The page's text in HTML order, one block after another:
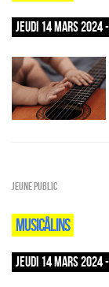
JEUDI 14 MARS
Jeune public
MUSICÂLINS
JEUDI 14 MARS